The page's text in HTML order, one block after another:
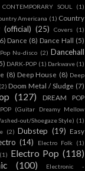
CONTEMPORARY SOUL
(1)
Americana (1) Country
(official) (25) Covers (1)
Dance (8) Dance Hall (5)
Nu-disco (2) Dancehall
DARK-POP (1) Darkwave (1)
(8) Deep House (8) Deep
(2) Doom Metal / Sludge (7)
(127)
DREAM POP
(Guitar Dreamy Mellow
out/Shoegaze Style) (1)
(2) Dubstep (19) Easy
(14) Electro Folk (1)
(1) Electro Pop (118)
(100)
Electronic -